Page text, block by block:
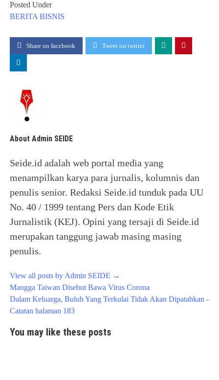
Posted Under
BERITA BISNIS
Share on facebook Tweet on twitter
About Admin SEIDE
Seide.id adalah web portal media yang
menampilkan karya para jurnalis, kolumnis dan
penulis senior. Redaksi Seide.id tunduk pada UU
No. 40 / 1999 tentang Pers dan Kode Etik
Jurnalistik (KEJ). Opini yang tersaji di Seide.id
merupakan tanggung jawab masing masing
penulis.
View all posts by Admin SEIDE →
Post
navigation
Mangga Taiwan Disebut Bawa Virus Corona
Dalam Keluarga, Buluh Yang Terkulai Tidak Akan Dipatahkan -
Catatan halaman 183
You may like these posts